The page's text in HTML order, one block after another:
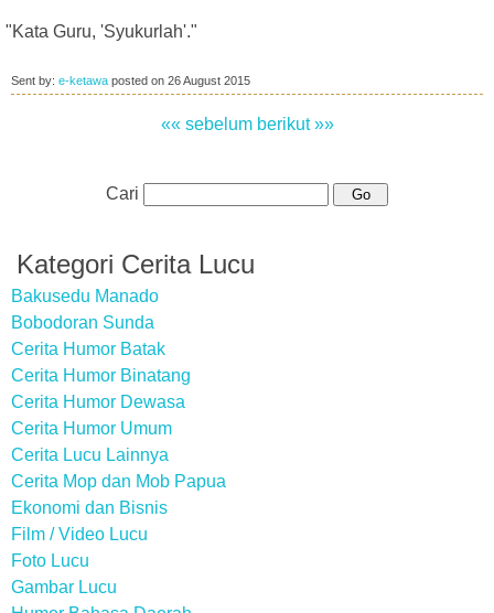
"Kata Guru, 'Syukurlah'."
Sent by: e-ketawa posted on 26 August 2015
«« sebelum berikut »»
Cari
Kategori Cerita Lucu
Bakusedu Manado
Bobodoran Sunda
Cerita Humor Batak
Cerita Humor Binatang
Cerita Humor Dewasa
Cerita Humor Umum
Cerita Lucu Lainnya
Cerita Mop dan Mob Papua
Ekonomi dan Bisnis
Film / Video Lucu
Foto Lucu
Gambar Lucu